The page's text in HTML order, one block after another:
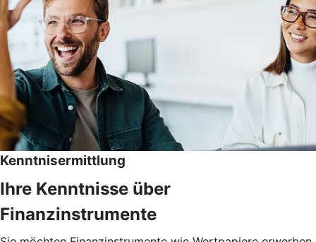
Kenntnisermittlung
Ihre Kenntnisse über
Finanzinstrumente